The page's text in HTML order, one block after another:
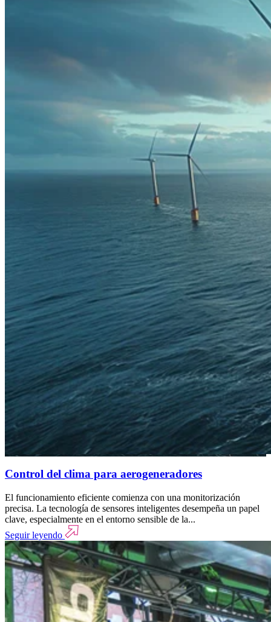
Control del clima para aerogeneradores
El funcionamiento eficiente comienza con una monitorización
precisa. La tecnología de sensores inteligentes desempeña un papel
clave, especialmente en el entorno sensible de la...
Seguir leyendo